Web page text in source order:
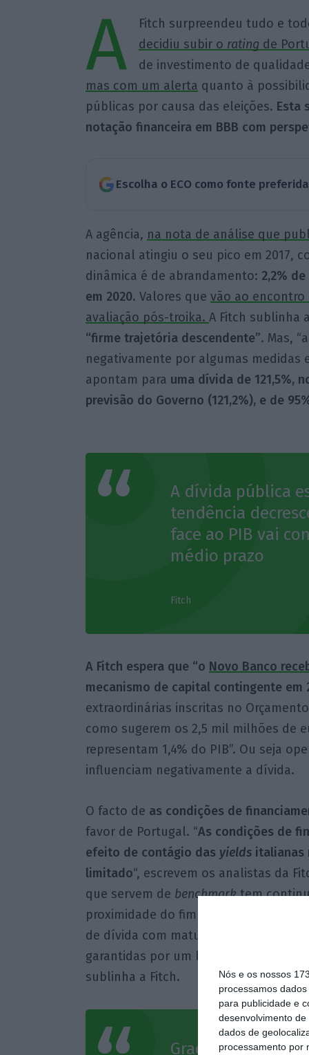
Nós e os nossos
processamos
para publicidade e
desenvolvimento de
dados de
processamento por
A
Fitch surpreendeu tudo e
decidiu subir o rating de
de investimento de
mas com um alerta quanto à
públicas por causa das eleições. Esta
notação financeira em BBB com
Escolha o ECO como fonte
A agência, na nota de análise que
nacional atingiu o seu pico em 2017,
dinâmica é de abrandamento: 2,2%
em 2020. Valores que vão ao encontro
avaliação pós-troika. A Fitch sublinha
“firme trajetória descendente”. Mas,
negativamente por algumas medidas
apontam para uma dívida de 121,5%,
previsão do Governo (121,2%), e de
A dívida pública
tendência
face ao PIB vai
médio prazo
Fitch
A Fitch espera que “o Novo Banco
mecanismo de capital contingente em
extraordinárias inscritas no
como sugerem os 2,5 mil milhões de
representam 1,4% do PIB”. Ou seja
influenciam negativamente a dívida.
O facto de as condições de
favor de Portugal. “As condições de
efeito de contágio das yieldsitalianas
limitado“, escrevem os analistas da
que servem de benchmarktem
proximidade do fim do programa de
de dívida com maturidades mais
garantidas por um longo período,
sublinha a Fitch.
Graças à